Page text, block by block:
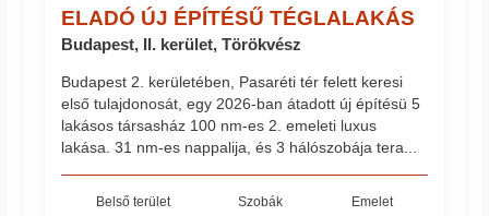
ELADÓ ÚJ ÉPÍTÉSŰ TÉGLALAKÁS
Budapest, II. kerület, Törökvész
Budapest 2. kerületében, Pasaréti tér felett keresi
első tulajdonosát, egy 2026-ban átadott új építésü 5
lakásos társasház 100 nm-es 2. emeleti luxus
lakása. 31 nm-es nappalija, és 3 hálószobája tera...
Belső terület Szobák Emelet